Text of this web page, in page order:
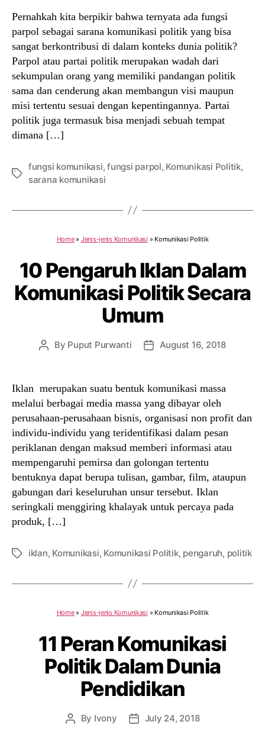
Pernahkah kita berpikir bahwa ternyata ada fungsi
parpol sebagai sarana komunikasi politik yang bisa
sangat berkontribusi di dalam konteks dunia politik?
Parpol atau partai politik merupakan wadah dari
sekumpulan orang yang memiliki pandangan politik
sama dan cenderung akan membangun visi maupun
misi tertentu sesuai dengan kepentingannya. Partai
politik juga termasuk bisa menjadi sebuah tempat
dimana […]
Tags
fungsi komunikasi,fungsi parpol, Komunikasi Politik,
sarana komunikasi
Home» Jenis-jenis Komunikasi » Komunikasi Politik
10 Pengaruh Iklan Dalam
Komunikasi Politik Secara
Umum
Post
By Puput Purwanti
PostAugust 16, 2018
Iklan merupakan suatu bentuk komunikasi massa
melalui berbagai media massa yang dibayar oleh
perusahaan-perusahaan bisnis, organisasi non profit dan
individu-individu yang teridentifikasi dalam pesan
periklanan dengan maksud memberi informasi atau
mempengaruhi pemirsa dan golongan tertentu
bentuknya dapat berupa tulisan, gambar, film, ataupun
gabungan dari keseluruhan unsur tersebut. Iklan
seringkali menggiring khalayak untuk percaya pada
produk, […]
Tagsiklan, Komunikasi, Komunikasi Politik, pengaruh, politik
Home» Jenis-jenis Komunikasi » Komunikasi Politik
11 Peran Komunikasi
Politik Dalam Dunia
Pendidikan
Post
By Ivony
PostJuly 24, 2018